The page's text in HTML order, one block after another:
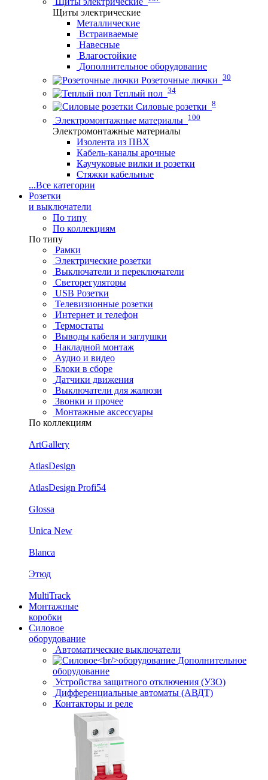
Щиты электрические
Металлические
Встраиваемые
Навесные
Влагостойкие
Дополнительное оборудование
Розеточные лючки 30
Теплый пол 34
Силовые розетки 8
Электромонтажные материалы 100
Электромонтажные материалы
Изолента из ПВХ
Кабель-каналы арочные
Каучуковые вилки и розетки
Стяжки кабельные
...Все категории
Розетки
и выключатели
По типу
По коллекциям
По типу
Рамки
Электрические розетки
Выключатели и переключатели
Светорегуляторы
USB Розетки
Телевизионные розетки
Интернет и телефон
Термостаты
Выводы кабеля и заглушки
Накладной монтаж
Аудио и видео
Блоки в сборе
Датчики движения
Выключатели для жалюзи
Звонки и прочее
Монтажные аксессуары
По коллекциям
ArtGallery
AtlasDesign
AtlasDesign Profi54
Glossa
Unica New
Blanca
Этюд
MultiTrack
Монтажные
коробки
Силовое
оборудование
Автоматические выключатели
Дополнительное
оборудование
Устройства защитного отключения (УЗО)
Дифференциальные автоматы (АВДТ)
Контакторы и реле